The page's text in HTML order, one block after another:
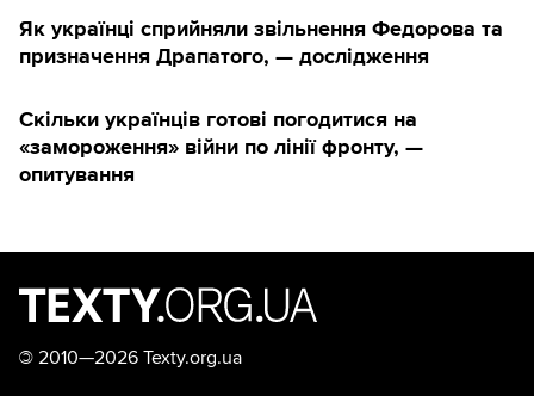
Як українці сприйняли звільнення Федорова та
призначення Драпатого, — дослідження
Скільки українців готові погодитися на
«замороження» війни по лінії фронту, —
опитування
© 2010—2026 Texty.org.ua